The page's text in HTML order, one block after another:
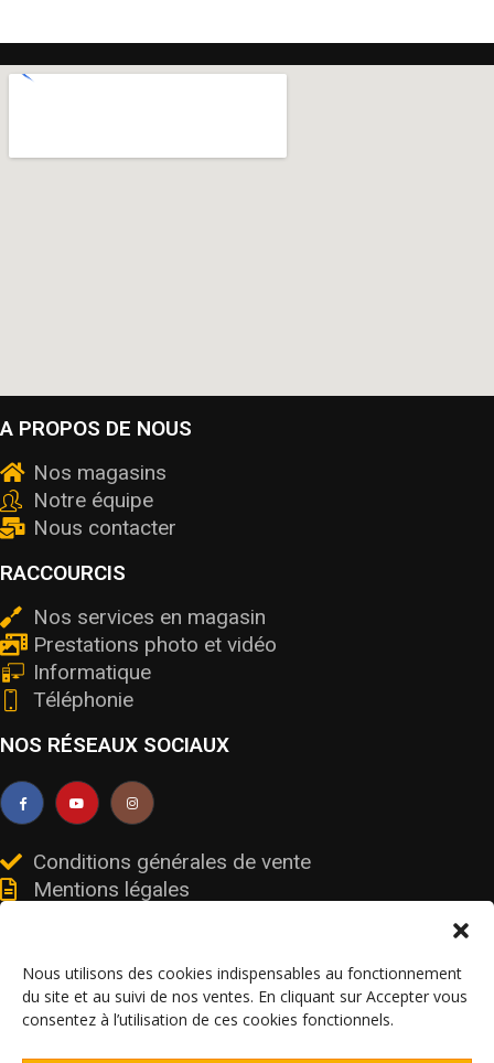
Nous utilisons des cookies indispensables au fonctionnement
du site et au suivi de nos ventes. En cliquant sur Accepter vous
consentez à l’utilisation de ces cookies fonctionnels.
A PROPOS DE NOUS
Nos magasins
Notre équipe
Nous contacter
RACCOURCIS
Nos services en magasin
Prestations photo et vidéo
Informatique
Téléphonie
NOS RÉSEAUX SOCIAUX
Conditions générales de vente
Mentions légales